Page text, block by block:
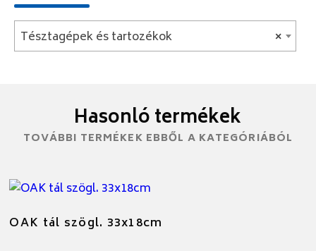
×
Tésztagépek és tartozékok
Hasonló termékek
TOVÁBBI TERMÉKEK EBBŐL A KATEGÓRIÁBÓL
OAK tál szögl. 33x18cm